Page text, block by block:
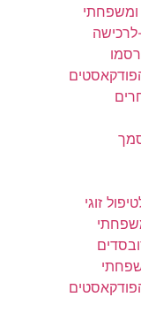
ומשפחתי
לרכישה
זוגי